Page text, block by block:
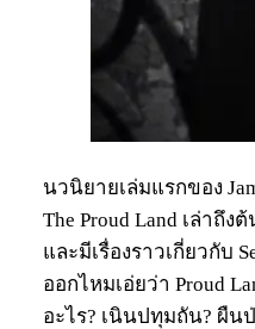
นวนิยายเล่มแรกของ
The Proud Land เล่าถึ
และมีเรื่องราวเกี่ยวกับ
ออกไหมเอ่ยว่า Proud
อะไร? เนินปทุมถัน? ผืน